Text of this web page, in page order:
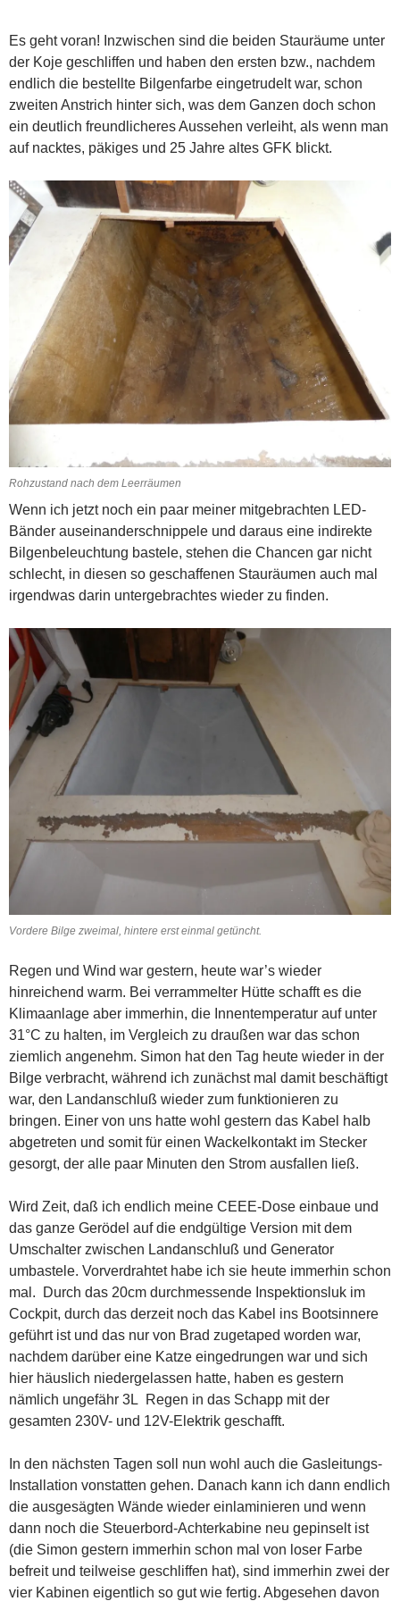
Es geht voran! Inzwischen sind die beiden Stauräume unter
der Koje geschliffen und haben den ersten bzw., nachdem
endlich die bestellte Bilgenfarbe eingetrudelt war, schon
zweiten Anstrich hinter sich, was dem Ganzen doch schon
ein deutlich freundlicheres Aussehen verleiht, als wenn man
auf nacktes, päkiges und 25 Jahre altes GFK blickt.
Rohzustand nach dem Leerräumen
Wenn ich jetzt noch ein paar meiner mitgebrachten LED-
Bänder auseinanderschnippele und daraus eine indirekte
Bilgenbeleuchtung bastele, stehen die Chancen gar nicht
schlecht, in diesen so geschaffenen Stauräumen auch mal
irgendwas darin untergebrachtes wieder zu finden.
Vordere Bilge zweimal, hintere erst einmal getüncht.
Regen und Wind war gestern, heute war’s wieder
hinreichend warm. Bei verrammelter Hütte schafft es die
Klimaanlage aber immerhin, die Innentemperatur auf unter
31°C zu halten, im Vergleich zu draußen war das schon
ziemlich angenehm. Simon hat den Tag heute wieder in der
Bilge verbracht, während ich zunächst mal damit beschäftigt
war, den Landanschluß wieder zum funktionieren zu
bringen. Einer von uns hatte wohl gestern das Kabel halb
abgetreten und somit für einen Wackelkontakt im Stecker
gesorgt, der alle paar Minuten den Strom ausfallen ließ.
Wird Zeit, daß ich endlich meine CEEE-Dose einbaue und
das ganze Gerödel auf die endgültige Version mit dem
Umschalter zwischen Landanschluß und Generator
umbastele. Vorverdrahtet habe ich sie heute immerhin schon
mal. Durch das 20cm durchmessende Inspektionsluk im
Cockpit, durch das derzeit noch das Kabel ins Bootsinnere
geführt ist und das nur von Brad zugetaped worden war,
nachdem darüber eine Katze eingedrungen war und sich
hier häuslich niedergelassen hatte, haben es gestern
nämlich ungefähr 3L Regen in das Schapp mit der
gesamten 230V- und 12V-Elektrik geschafft.
In den nächsten Tagen soll nun wohl auch die Gasleitungs-
Installation vonstatten gehen. Danach kann ich dann endlich
die ausgesägten Wände wieder einlaminieren und wenn
dann noch die Steuerbord-Achterkabine neu gepinselt ist
(die Simon gestern immerhin schon mal von loser Farbe
befreit und teilweise geschliffen hat), sind immerhin zwei der
vier Kabinen eigentlich so gut wie fertig. Abgesehen davon